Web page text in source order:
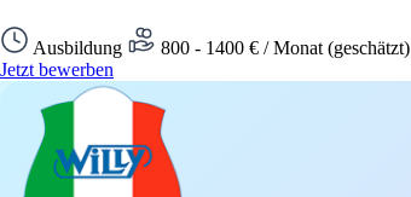
Ausbildung 800 - 1400 € / Monat (geschätzt)
Jetzt bewerben